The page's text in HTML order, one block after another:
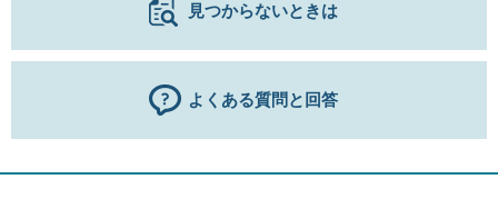
見つからないときは
よくある質問と回答